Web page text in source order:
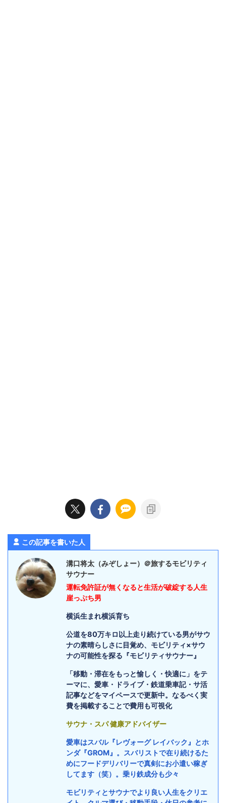
この記事を書いた人
溝口将太（みぞしょー）＠旅するモビリティ
サウナー
運転免許証が無くなると生活が破綻する人生
崖っぷち男
横浜生まれ横浜育ち
公道を80万キロ以上走り続けている男がサウ
ナの素晴らしさに目覚め、モビリティ×サウ
ナの可能性を探る『モビリティサウナー』
「移動・滞在をもっと愉しく・快適に」をテ
ーマに、愛車・ドライブ・鉄道乗車記・サ活
記事などをマイペースで更新中。なるべく実
費を掲載することで費用も可視化
サウナ・スパ 健康アドバイザー
愛車はスバル『レヴォーグ レイバック』とホ
ンダ『GROM』。スバリストで在り続けるた
めにフードデリバリーで真剣にお小遣い稼ぎ
してます（笑）。乗り鉄成分も少々
モビリティとサウナでより良い人生をクリエ